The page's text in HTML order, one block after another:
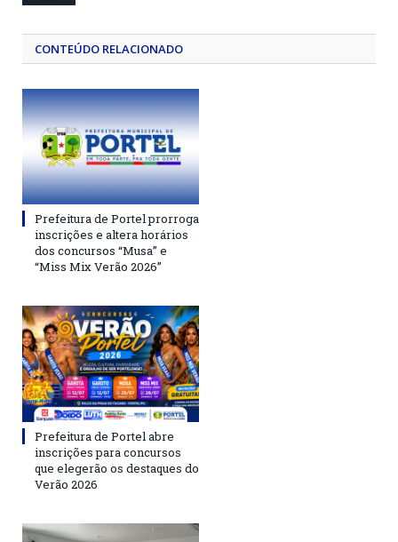
CONTEÚDO RELACIONADO
Prefeitura de Portel prorroga
inscrições e altera horários
dos concursos “Musa” e
“Miss Mix Verão 2026”
Prefeitura de Portel abre
inscrições para concursos
que elegerão os destaques do
Verão 2026